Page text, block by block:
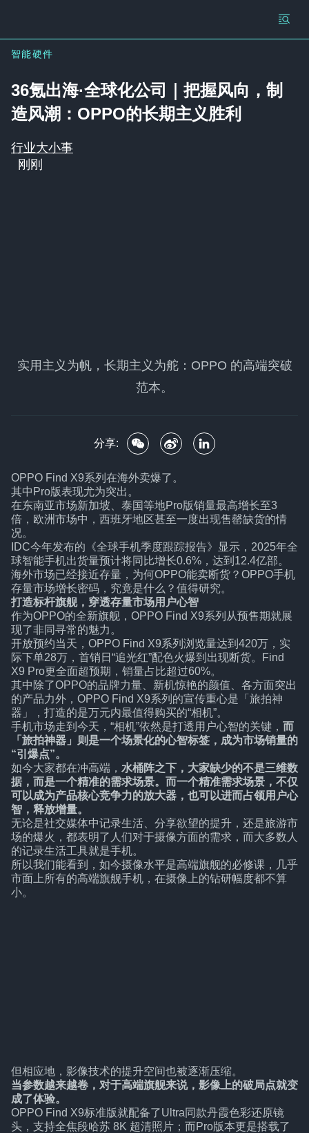
智能硬件
36氪出海·全球化公司｜把握风向，制
造风潮：OPPO的长期主义胜利
行业大小事
刚刚
实用主义为帆，长期主义为舵：OPPO 的高端突破
范本。
分享:
OPPO Find X9系列在海外卖爆了。
其中Pro版表现尤为突出。
在东南亚市场新加坡、泰国等地Pro版销量最高增长至3
倍，欧洲市场中，西班牙地区甚至一度出现售罄缺货的情
况。
IDC今年发布的《全球手机季度跟踪报告》显示，2025年全
球智能手机出货量预计将同比增长0.6%，达到12.4亿部。
海外市场已经接近存量，为何OPPO能卖断货？OPPO手机
存量市场增长密码，究竟是什么？值得研究。
打造标杆旗舰，穿透存量市场用户心智
作为OPPO的全新旗舰，OPPO Find X9系列从预售期就展
现了非同寻常的魅力。
开放预约当天，OPPO Find X9系列浏览量达到420万，实
际下单28万，首销日“追光红”配色火爆到出现断货。Find
X9 Pro更全面超预期，销量占比超过60%。
其中除了OPPO的品牌力量、新机惊艳的颜值、各方面突出
的产品力外，OPPO Find X9系列的宣传重心是「旅拍神
器」，打造的是万元内最值得购买的“相机”。
手机市场走到今天，“相机”依然是打透用户心智的关键， 而
「旅拍神器」则是一个场景化的心智标签，成为市场销量的
“引爆点”。
如今大家都在冲高端， 水桶阵之下，大家缺少的不是三维数
据，而是一个精准的需求场景。而一个精准需求场景，不仅
可以成为产品核心竞争力的放大器，也可以进而占领用户心
智，释放增量。
无论是社交媒体中记录生活、分享欲望的提升，还是旅游市
场的爆火，都表明了人们对于摄像方面的需求，而大多数人
的记录生活工具就是手机。
所以我们能看到，如今摄像水平是高端旗舰的必修课，几乎
市面上所有的高端旗舰手机，在摄像上的钻研幅度都不算
小。
但相应地，影像技术的提升空间也被逐渐压缩。
当参数越来越卷，对于高端旗舰来说，影像上的破局点就变
成了体验。
OPPO Find X9标准版就配备了Ultra同款丹霞色彩还原镜
头，支持全焦段哈苏 8K 超清照片；而Pro版本更是搭载了